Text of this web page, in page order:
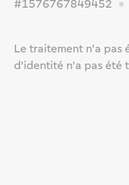
#1576767849452
Le traitement n'a pas
d'identité n'a pas été